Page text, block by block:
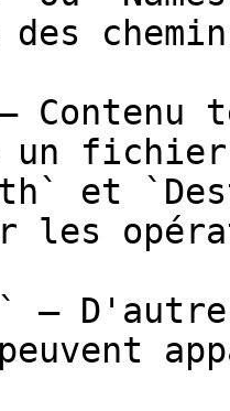
Contenu
un fichier
et
les
—